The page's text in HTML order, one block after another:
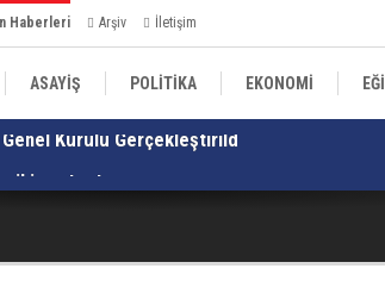
Haberleri Arşiv İletişim
ASAYİŞ POLİTİKA EKONOMİ
protesto